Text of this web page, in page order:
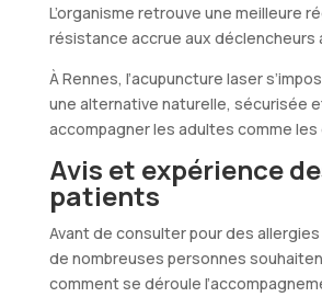
L’organisme retrouve une meilleure
résistance accrue aux déclencheurs
À Rennes, l’acupuncture laser
une alternative naturelle, sécurisée
accompagner les adultes comme les
Avis et expérience
patients
Avant de consulter pour des
de nombreuses personnes
comment se déroule